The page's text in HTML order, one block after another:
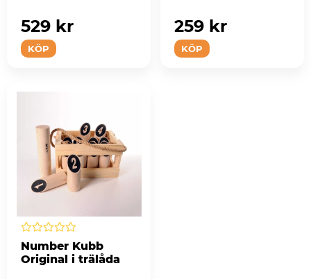
KÖP
529 kr
KÖP
259 kr
Number Kubb
Original i trälåda